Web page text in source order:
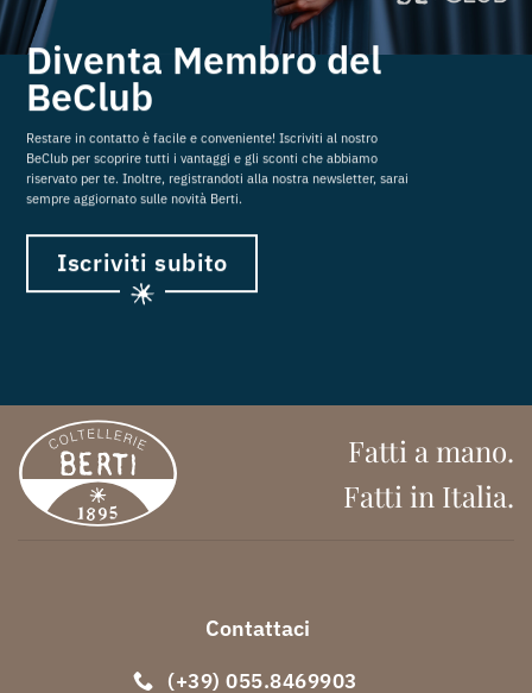
Diventa Membro del
BeClub
Restare in contatto è facile e conveniente! Iscriviti al nostro
BeClub per scoprire tutti i vantaggi e gli sconti che abbiamo
riservato per te. Inoltre, registrandoti alla nostra newsletter, sarai
sempre aggiornato sulle novità Berti.
Iscriviti subito
Fatti a mano.
Fatti in Italia.
Contattaci
(+39) 055.8469903